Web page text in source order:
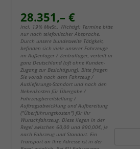
28.351,– €
incl. 19% MwSt.. Wichtig!: Termine bitte
nur nach telefonischer Absprache.
Durch unsere bundesweite Tätigkeit,
befinden sich viele unserer Fahrzeuge
im Außenlager / Zentrallager, verteilt in
ganz Deutschland (oft ohne Kunden-
Zugang zur Besichtigung). Bitte fragen
Sie vorab nach dem Fahrzeug /
Auslieferungs-Standort und nach den
Nebenkosten für Übergabe /
Fahrzeugbereitstellung /
Auftragsabwicklung und Aufbereitung
("Überführungskosten") für Ihr
Wunschfahrzeug. Diese liegen in der
Regel zwischen 60,00 und 890,00€, je
nach Fahrzeug und Standort. Ein
Transport an Ihre Adresse ist in der